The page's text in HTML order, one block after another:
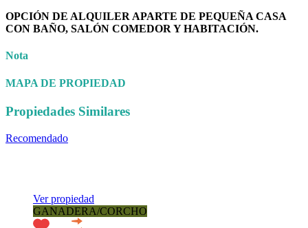
OPCIÓN DE ALQUILER APARTE DE PEQUEÑA CASA
CON BAÑO, SALÓN COMEDOR Y HABITACIÓN.
Nota
MAPA DE PROPIEDAD
Propiedades Similares
Recomendado
Ver propiedad
GANADERA/CORCHO